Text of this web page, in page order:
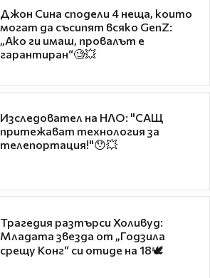
Джон Сина сподели 4 неща, които
могат да съсипят всяко GenZ:
„Ако ги имаш, провалът е
гарантиран“🧐💥
Изследовател на НЛО: "САЩ
притежават технология за
телепортация!"😯💥
Трагедия разтърси Холивуд:
Младата звезда от „Годзила
срещу Конг“ си отиде на 18🕊️